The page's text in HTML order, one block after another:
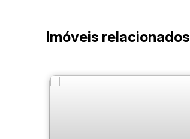
Imóveis relacionados